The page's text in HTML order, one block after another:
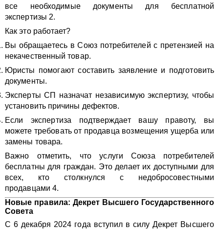
все необходимые документы для бесплатной
экспертизы 2.
Как это работает?
Вы обращаетесь в Союз потребителей с претензией на
некачественный товар.
Юристы помогают составить заявление и подготовить
документы.
Эксперты СП назначат независимую экспертизу, чтобы
установить причины дефектов.
Если экспертиза подтверждает вашу правоту, вы
можете требовать от продавца возмещения ущерба или
замены товара.
Важно отметить, что услуги Союза потребителей
бесплатны для граждан. Это делает их доступными для
всех, кто столкнулся с недобросовестными
продавцами 4.
Новые правила: Декрет Высшего Государственного
Совета
С 6 декабря 2024 года вступил в силу Декрет Высшего